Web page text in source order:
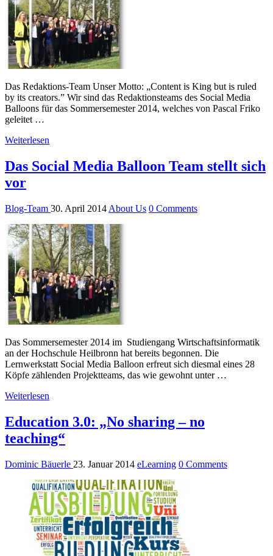
Das Redaktions-Team Unser Motto: „Content is King but is ruled
by its creators.” Wir sind das Redaktionsteams des Social Media
Balloons für das Sommersemester 2014, welches von Pascal Friko
geleitet …
Weiterlesen
Das Social Media Balloon Team stellt sich
vor
Blog-Team 30. April 2014 About Us 0 Comments
Das Sommersemester 2014 im Studiengang Wirtschaftsinformatik
an der Hochschule Heilbronn hat bereits begonnen. Die
Lernwerkstatt Social Media Balloon erfreut sich diesmal eines 28
Köpfe zählenden Projektteams, das wie gewohnt unter …
Weiterlesen
Education 3.0: „No sharing – no
teaching“
Dominic Bäuerle 23. Januar 2014 eLearning 0 Comments